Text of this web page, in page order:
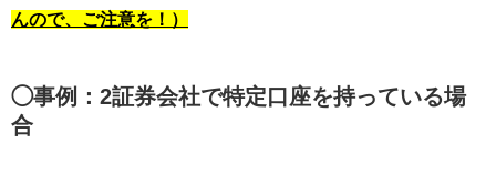
んので、ご注意を！）
◯事例：2証券会社で特定口座を持っている場
合